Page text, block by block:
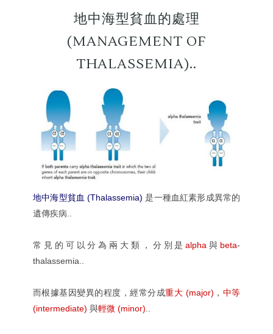
地中海型貧血的處理
(MANAGEMENT OF
THALASSEMIA)..
地中海型貧血 (Thalassemia)是一種血紅素形成異常的
遺傳疾病..
常見的可以分為兩大類，分別是alpha 與 beta-
thalassemia..
而根據基因變異的程度，經常分成重大 (major) ， 中等
(intermediate) 與輕微 (minor)